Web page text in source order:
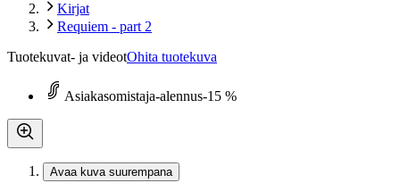
Kirjat
Requiem - part 2
Tuotekuvat- ja videotOhita tuotekuva
Asiakasomistaja-alennus-15 %
Avaa kuva suurempana